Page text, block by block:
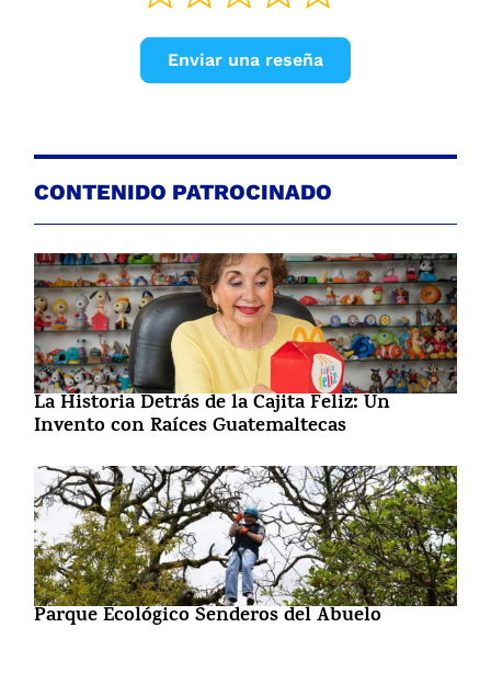
Enviar una reseña
CONTENIDO PATROCINADO
La Historia Detrás de la Cajita Feliz: Un
Invento con Raíces Guatemaltecas
Parque Ecológico Senderos del Abuelo